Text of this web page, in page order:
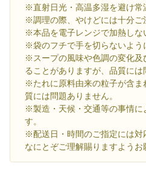
※直射日光・高温多湿を避け常
※調理の際、やけどには十分ご
※本品を電子レンジで加熱しな
※袋のフチで手を切らないよう
※スープの風味や色調の変化及
ることがありますが、品質には
※たれに原料由来の粒子が含ま
質には問題ありません。
※製造・天候・交通等の事情に
す。
※配送日・時間のご指定には対
なにとぞご理解賜りますようお